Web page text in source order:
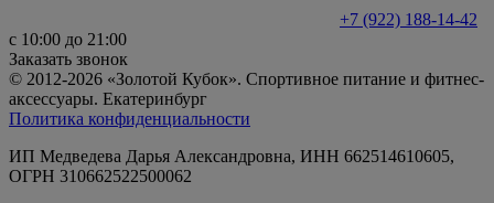
+7 (922) 188-14-42
с 10:00 до 21:00
Заказать звонок
© 2012-2026 «Золотой Кубок». Спортивное питание и фитнес-
аксессуары. Екатеринбург
Политика конфиденциальности
ИП Медведева Дарья Александровна, ИНН 662514610605,
ОГРН 310662522500062